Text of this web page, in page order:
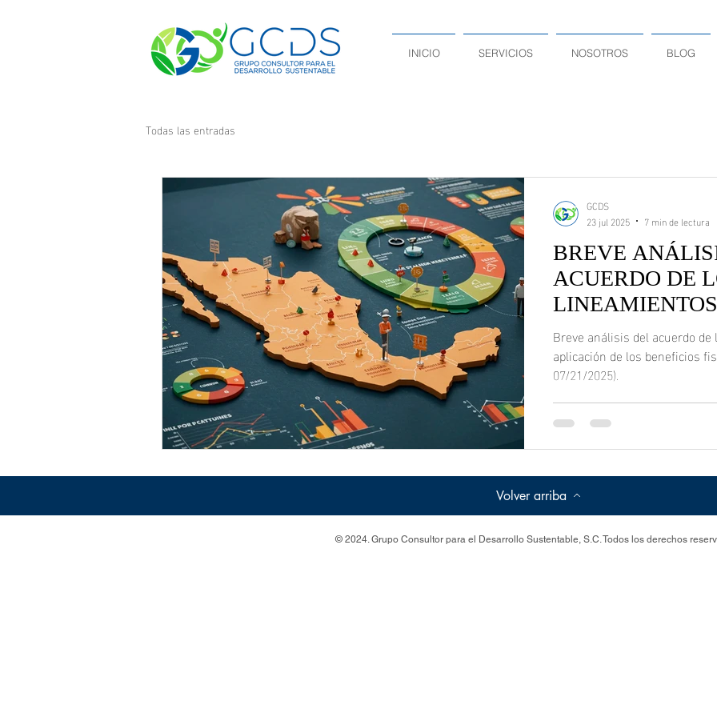
INICIO SERVICIOS NOSOTROS BLOG
Todas las entradas
BREVE
ACUERDO DE
APLICACIÓN
BENEFICIOS
PDECIBI (DOF
Breve análisis del acuerdo
aplicación de los beneficios
07/21/2025).
GCDS
23 jul 2025
7 min de lectura
Volver arriba
© 2024. Grupo Consultor para el Desarrollo Sustentable, S.C. Todos los derechos